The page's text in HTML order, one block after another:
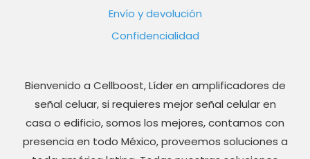
Envío y devolución
Confidencialidad
Bienvenido a Cellboost, Líder en amplificadores de
señal celuar, si requieres mejor señal celular en
casa o edificio, somos los mejores, contamos con
presencia en todo México, proveemos soluciones a